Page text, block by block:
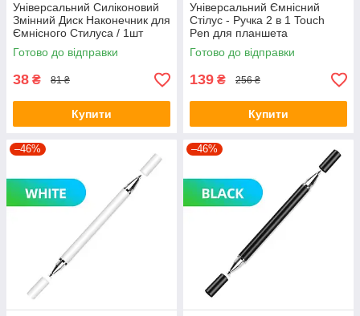
Універсальний Силіконовий
Змінний Диск Наконечник для
Ємнісного Стилуса / 1шт
Готово до відправки
38 ₴ 81 ₴
Купити
Універсальний Ємнісний
Стілус - Ручка 2 в 1 Touch
Pen для планшета
сенсорного екрану
Готово до відправки
139 ₴ 256 ₴
Купити
–46% –46%